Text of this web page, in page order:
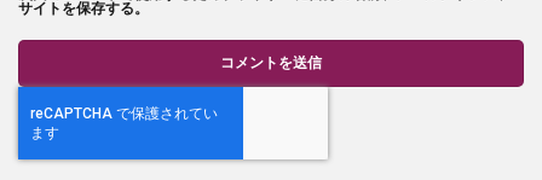
サイトを保存する。